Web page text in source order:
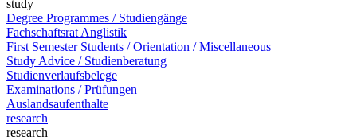
study
Degree Programmes / Studiengänge
Fachschaftsrat Anglistik
First Semester Students / Orientation / Miscellaneous
Study Advice / Studienberatung
Studienverlaufsbelege
Examinations / Prüfungen
Auslandsaufenthalte
research
research